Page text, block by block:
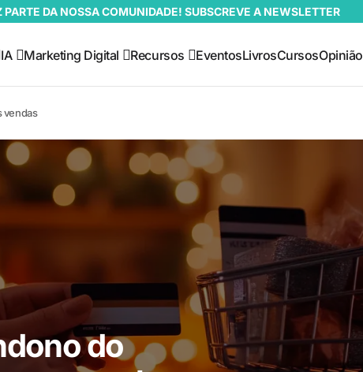
PARTE DA NOSSA COMUNIDADE! SUBSCREVE A NEWSLETTER
IA Marketing Digital Recursos EventosLivrosCursosOpinião
vendas
do